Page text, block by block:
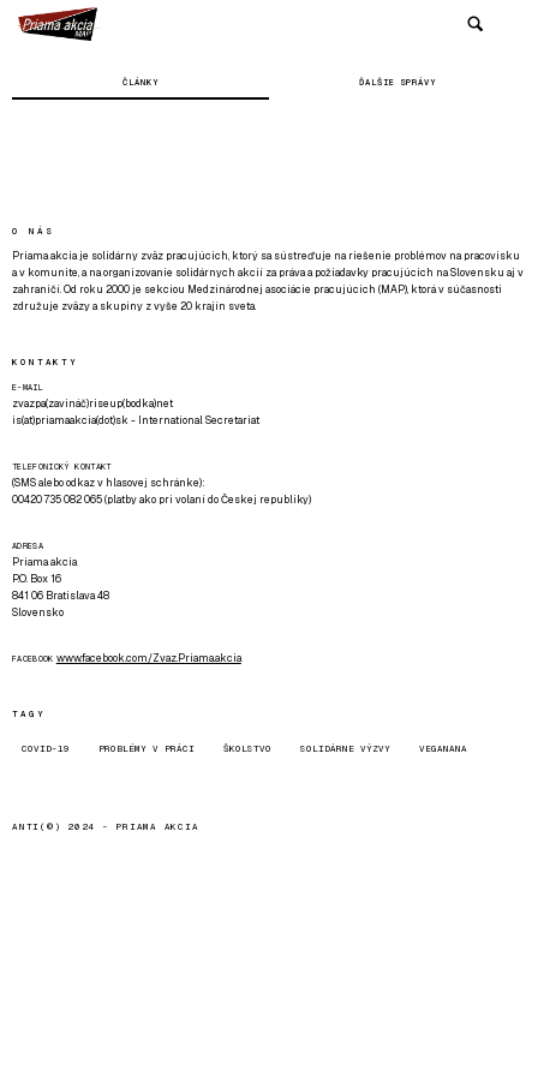
ČLÁNKY ĎALŠIE SPRÁVY
O NÁS
Priama akcia je solidárny zväz pracujúcich, ktorý sa sústreďuje na riešenie problémov na pracovisku
a v komunite, a na organizovanie solidárnych akcií za práva a požiadavky pracujúcich na Slovensku aj v
zahraničí. Od roku 2000 je sekciou Medzinárodnej asociácie pracujúcich (MAP), ktorá v súčasnosti
združuje zväzy a skupiny z vyše 20 krajín sveta.
KONTAKTY
E-MAIL
zvazpa(zavináč)riseup(bodka)net
is(at)priamaakcia(dot)sk - International Secretariat
TELEFONICKÝ KONTAKT
(SMS alebo odkaz v hlasovej schránke):
00420 735 082 065 (platby ako pri volaní do Českej republiky)
ADRESA
Priama akcia
P.O. Box 16
841 06 Bratislava 48
Slovensko
FACEBOOK www.facebook.com/Zvaz.Priama.akcia
TAGY
COVID-19 PROBLÉMY V PRÁCI ŠKOLSTVO SOLIDÁRNE VÝZVY VEGANANA
ANTI(©) 2024 - PRIAMA AKCIA